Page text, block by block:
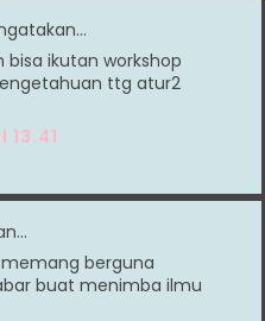
ikutan workshop
ttg atur2
13.41
berguna
buat menimba ilmu